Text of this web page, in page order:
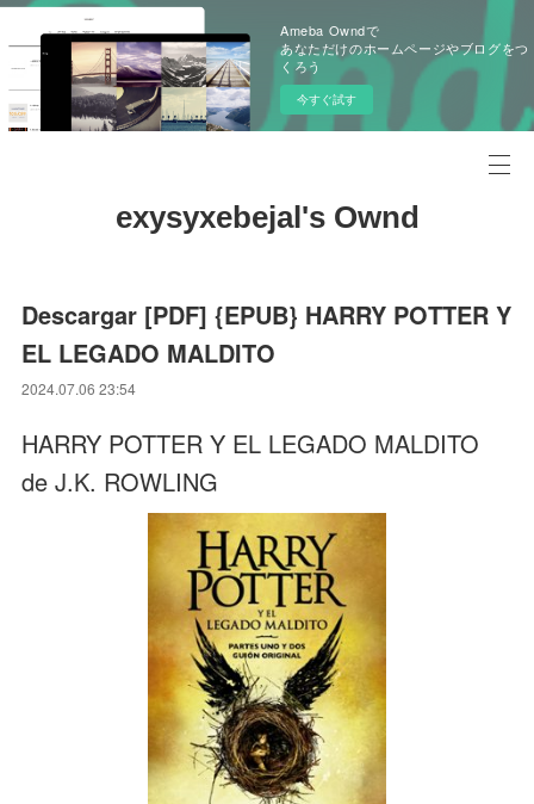
Ameba Owndで
あなただけのホームページやブログをつ
くろう
今すぐ試す
exysyxebejal's Ownd
Descargar [PDF] {EPUB} HARRY POTTER Y
EL LEGADO MALDITO
2024.07.06 23:54
HARRY POTTER Y EL LEGADO MALDITO
de J.K. ROWLING